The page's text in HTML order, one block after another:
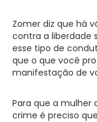
Zomer diz que há
contra a liberdade
esse tipo de
que o que você
manifestação de
Para que a mulher
crime é preciso